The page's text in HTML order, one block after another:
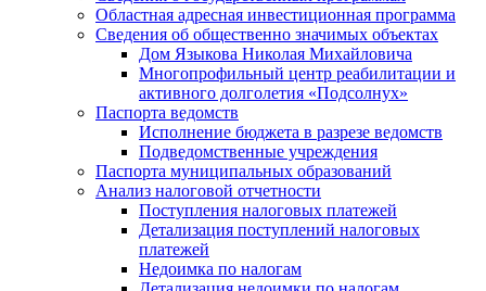
Областная адресная инвестиционная программа
Сведения об общественно значимых объектах
Дом Языкова Николая Михайловича
Многопрофильный центр реабилитации и
активного долголетия «Подсолнух»
Паспорта ведомств
Исполнение бюджета в разрезе ведомств
Подведомственные учреждения
Паспорта муниципальных образований
Анализ налоговой отчетности
Поступления налоговых платежей
Детализация поступлений налоговых
платежей
Недоимка по налогам